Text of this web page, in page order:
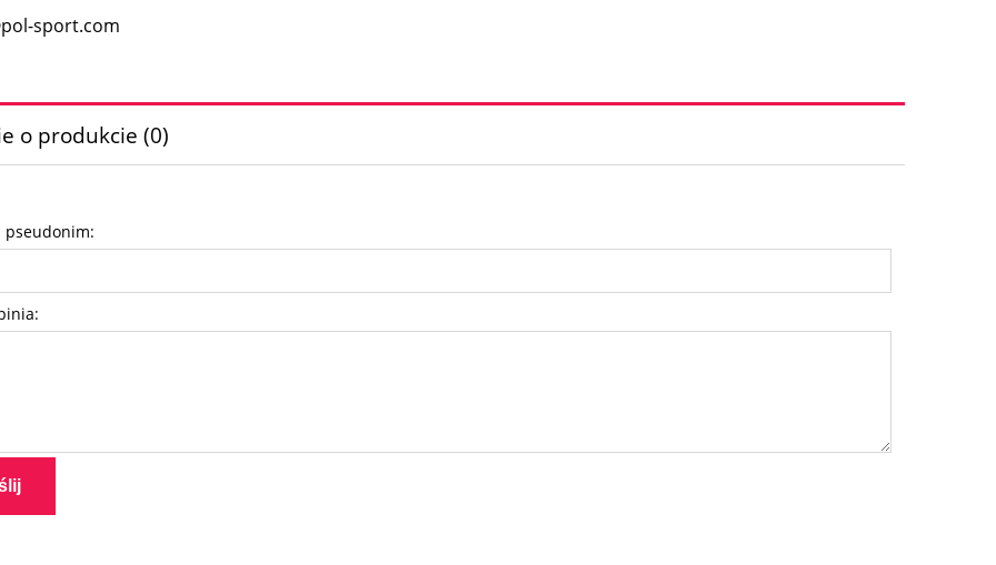
sport.com
o produkcie (0)
pseudonim: